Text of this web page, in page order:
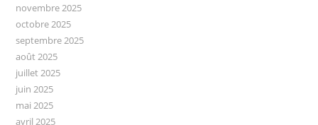
novembre 2025
octobre 2025
septembre 2025
août 2025
juillet 2025
juin 2025
mai 2025
avril 2025